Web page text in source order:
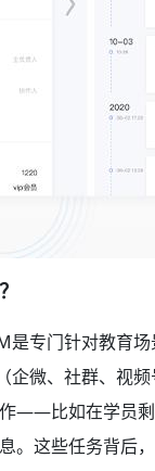
是专门针对教育
企微、社群、视
——比如在学员
。这些任务背后